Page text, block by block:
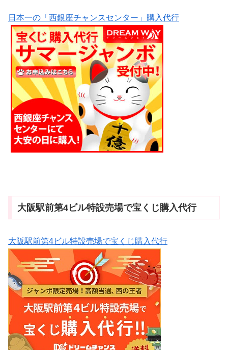
日本一の「西銀座チャンスセンター」購入代行
大阪駅前第4ビル特設売場で宝くじ購入代行
大阪駅前第4ビル特設売場で宝くじ購入代行